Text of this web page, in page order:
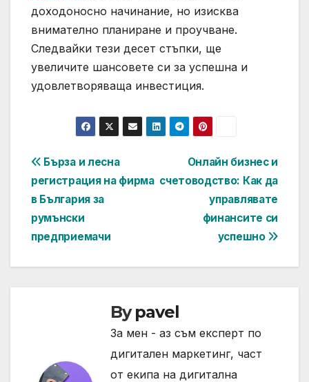
доходоносно начинание, но изисква
внимателно планиране и проучване.
Следвайки тези десет стъпки, ще
увеличите шансовете си за успешна и
удовлетворяваща инвестиция.
Post
navigation
Онлайн бизнес и
счетоводство: Как да
управлявате
финансите си
успешно
Бърза и лесна
регистрация на фирма
в България за
румънски
предприемачи
Bypavel
За мен - аз съм експерт по
дигитален маркетинг, част
от екипа на дигитална